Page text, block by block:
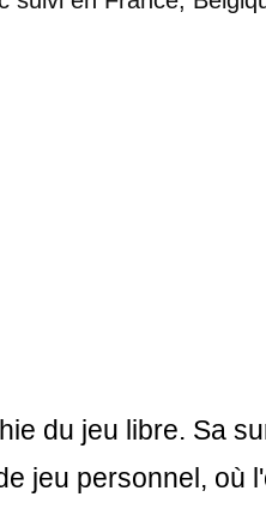
du jeu libre. Sa
jeu personnel, où